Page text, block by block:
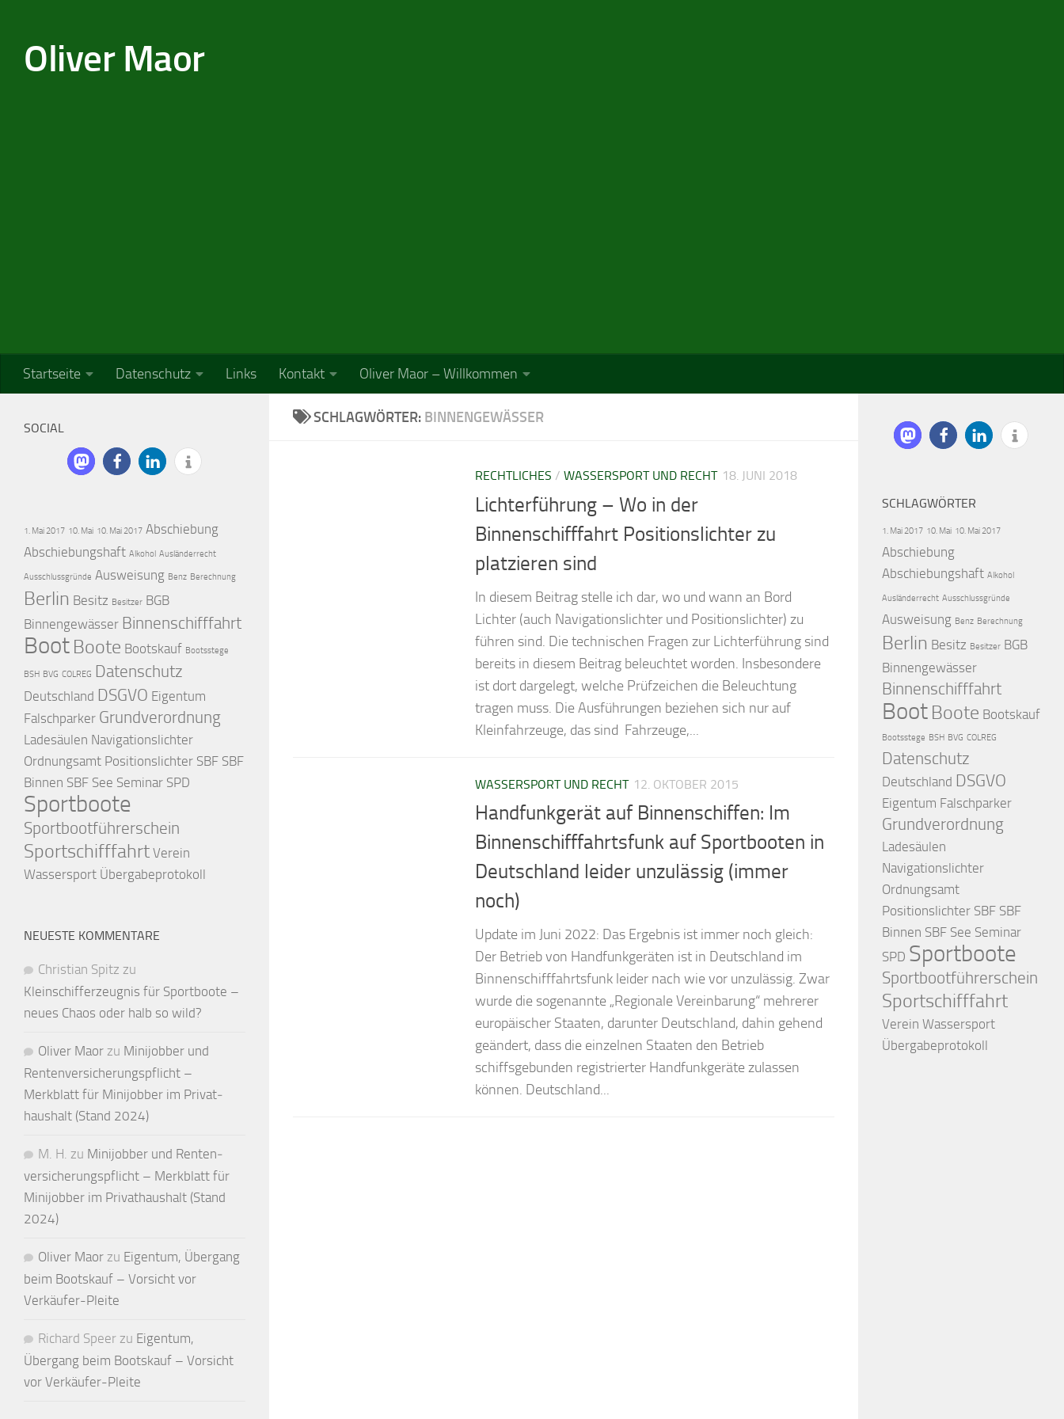
Oliver Maor
Startseite Datenschutz Links Kontakt Oliver Maor – Willkommen
SCHLAGWÖRTER: BINNENGEWÄSSER
RECHTLICHES / WASSERSPORT UND RECHT 18. JUNI 2018
Lichterführung – Wo in der
Binnenschifffahrt Positionslichter zu
platzieren sind
In diesem Beitrag stelle ich dar, wo und wann an Bord
Lichter (auch Navigationslichter und Positionslichter) zu
führen sind. Die technischen Fragen zur Lichterführung sind
bereits in diesem Beitrag beleuchtet worden. Insbesondere
ist dort dargelegt, welche Prüfzeichen die Beleuchtung
tragen muss. Die Ausführungen beziehen sich nur auf
Kleinfahrzeuge, das sind Fahrzeuge,...
WASSERSPORT UND RECHT 12. OKTOBER 2015
Hand­funk­gerät auf Binnen­schiffen: Im
Binnen­schiff­fahrts­funk auf Sport­booten in
Deutschland leider unzu­lässig (immer
noch)
Update im Juni 2022: Das Ergebnis ist immer noch gleich:
Der Betrieb von Handfunkgeräten ist in Deutschland im
Binnenschifffahrtsfunk leider nach wie vor unzulässig. Zwar
wurde die sogenannte „Regionale Vereinbarung“ mehrerer
europäischer Staaten, darunter Deutschland, dahin gehend
geändert, dass die einzelnen Staaten den Betrieb
schiffsgebunden registrierter Handfunkgeräte zulassen
können. Deutschland...
SOCIAL
1. Mai 2017 10. Mai 10. Mai 2017 Abschiebung
Abschiebungshaft Alkohol Ausländerrecht
Ausschlussgründe Ausweisung Benz Berechnung
Berlin Besitz Besitzer BGB
Binnengewässer Binnenschifffahrt
Boot Boote Bootskauf Bootsstege
BSH BVG COLREG Datenschutz
Deutschland DSGVO Eigentum
Falschparker Grundverordnung
Ladesäulen Navigationslichter
Ordnungsamt Positionslichter SBF SBF
Binnen SBF See Seminar SPD
Sportboote
Sportbootführerschein
Sportschifffahrt Verein
Wassersport Übergabeprotokoll
NEUESTE KOMMENTARE
Christian Spitz zu
Kleinschifferzeugnis für Sportboote –
neues Chaos oder halb so wild?
Oliver Maor zu Minijobber und
Renten­versicherungs­pflicht –
Merkblatt für Mini­jobber im Privat­
haushalt (Stand 2024)
M. H. zu Minijobber und Renten­
versicherungs­pflicht – Merkblatt für
Mini­jobber im Privat­haushalt (Stand
2024)
Oliver Maor zu Eigentum, Übergang
beim Bootskauf – Vorsicht vor
Verkäufer-Pleite
Richard Speer zu Eigentum,
Übergang beim Bootskauf – Vorsicht
vor Verkäufer-Pleite
SCHLAGWÖRTER
1. Mai 2017 10. Mai 10. Mai 2017
Abschiebung
Abschiebungshaft Alkohol
Ausländerrecht Ausschlussgründe
Ausweisung Benz Berechnung
Berlin Besitz Besitzer BGB
Binnengewässer
Binnenschifffahrt
Boot Boote Bootskauf
Bootsstege BSH BVG COLREG
Datenschutz
Deutschland DSGVO
Eigentum Falschparker
Grundverordnung
Ladesäulen
Navigationslichter
Ordnungsamt
Positionslichter SBF SBF
Binnen SBF See Seminar
SPD Sportboote
Sportbootführerschein
Sportschifffahrt
Verein Wassersport
Übergabeprotokoll